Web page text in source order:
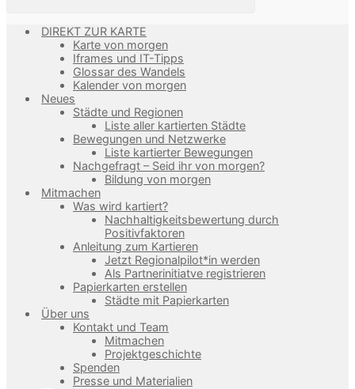
DIREKT ZUR KARTE
Karte von morgen
Iframes und IT-Tipps
Glossar des Wandels
Kalender von morgen
Neues
Städte und Regionen
Liste aller kartierten Städte
Bewegungen und Netzwerke
Liste kartierter Bewegungen
Nachgefragt – Seid ihr von morgen?
Bildung von morgen
Mitmachen
Was wird kartiert?
Nachhaltigkeitsbewertung durch
Positivfaktoren
Anleitung zum Kartieren
Jetzt Regionalpilot*in werden
Als Partnerinitiatve registrieren
Papierkarten erstellen
Städte mit Papierkarten
Über uns
Kontakt und Team
Mitmachen
Projektgeschichte
Spenden
Presse und Materialien